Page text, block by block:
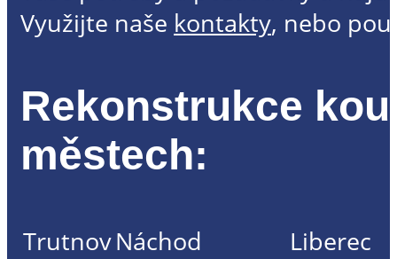
Využijte naše kontakty, nebo
Rekonstrukce
městech:
TrutnovNáchod
Liberec